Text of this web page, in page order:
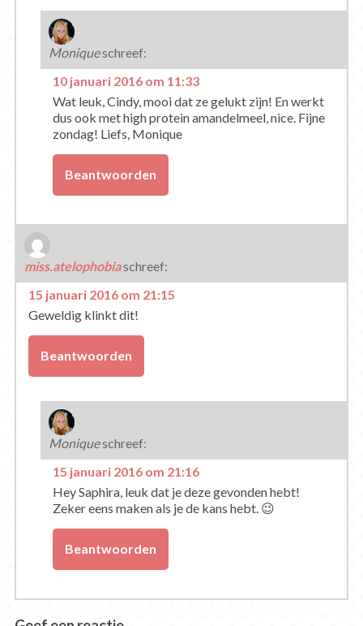
Moniqueschreef:
10 januari 2016 om 11:33
Wat leuk, Cindy, mooi dat ze gelukt zijn! En werkt
dus ook met high protein amandelmeel, nice. Fijne
zondag! Liefs, Monique
Beantwoorden
miss.atelophobiaschreef:
15 januari 2016 om 21:15
Geweldig klinkt dit!
Beantwoorden
Moniqueschreef:
15 januari 2016 om 21:16
Hey Saphira, leuk dat je deze gevonden hebt!
Zeker eens maken als je de kans hebt. 😉
Beantwoorden